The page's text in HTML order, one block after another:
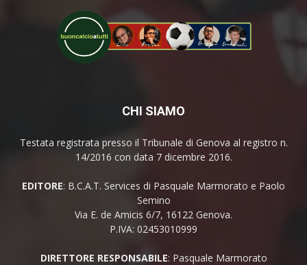
CHI SIAMO
Testata registrata presso il Tribunale di Genova al registro n.
14/2016 con data 7 dicembre 2016.
EDITORE: B.C.A.T. Services di Pasquale Marmorato e Paolo
Semino
Via E. de Amicis 6/7, 16122 Genova.
P.IVA: 02453010999
DIRETTORE RESPONSABILE: Pasquale Marmorato